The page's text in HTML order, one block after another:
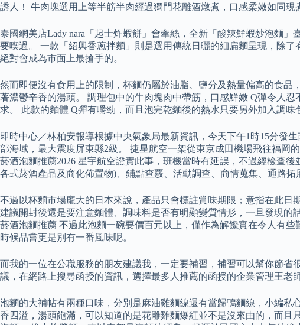
誘人！ 牛肉塊選用上等半筋半肉經過獨門花雕酒燉煮，口感柔嫩如同現
泰國網美店Lady nara「起士炸蝦餅」會牽絲，全新「酸辣鮮蝦炒泡麵
要喫過。 一款「紹興香蔥拌麵」則是選用傳統日曬的細扁麵呈現，除
絕對會成為市面上最搶手的。
然而即便沒有食用上的限制，杯麵仍屬於油脂、鹽分及熱量偏高的食
著濃鬱辛香的湯頭。 調理包中的牛肉塊肉中帶筋，口感鮮嫩 Q彈令人
求。 此款的麵體 Q彈有嚼勁，而且泡完乾麵後的熱水只要另外加入調
即時中心／林柏安報導根據中央氣象局最新資訊，今天下午1時15分發
部海域，最大震度屏東縣2級。 捷星航空一架從東京成田機場飛往福岡
菸酒泡麵推薦2026 星宇航空證實此事，班機當時有延誤，不過經檢查
各式菸酒產品及商化佈置物)、鋪點查覈、活動調查、商情蒐集、通路拓
不過以杯麵市場龐大的日本來說，產品只會標註賞味期限；意指在此
建議開封後還是要注意麵體、調味料是否有明顯變質情形，一旦發現
菸酒泡麵推薦 不過此泡麵一碗要價百元以上，僅作為解饞實在令人有
時候品嘗更是別有一番風味呢。
而我的一位在公職服務的朋友建議我，一定要補習，補習可以幫你節
議，在網路上搜尋函授的資訊，選擇最多人推薦的函授的企業管理王老師
泡麵的大補帖有兩種口味，分別是麻油雞麵線還有當歸鴨麵線，小編
香四溢，湯頭飽滿，可以知道的是花雕雞麵爆紅並不是沒來由的，而